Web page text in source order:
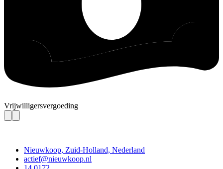
Vrijwilligersvergoeding
Nieuwkoop, Zuid-Holland, Nederland
actief@nieuwkoop.nl